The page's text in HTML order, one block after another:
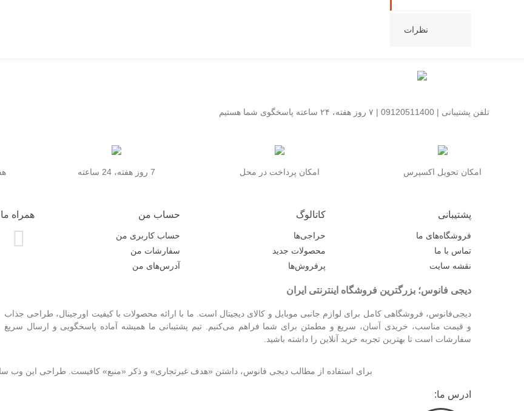
نظرات
تلفن پشتیبانی | 09120511400 | ۷ روز هفته، ۲۴ ساعته پاسخگوی شما هستیم
امکان تحویل اکسپرس امکان پرداخت در محل 7 روز هفته، 24 ساعته
پشتیبانی
فروشگاه‌های ما
تماس با ما
نقشه سایت
کاتالوگ
حراجی‌ها
محصولات جدید
پرفروش‌ها
حساب من
حساب کاربری من
سفارشات من
آدرس‌های من
همراه
دیجی فانوس؛ بزرگترین فروشگاه اینترنتی ایران
دیجی‌فانوس، فروشگاهی کامل برای لوازم جانبی موبایل و کالای دیجیتال است. ما با ارائه محصولات با کیفیت اورجینال، طراحی جذاب
و قیمت مناسب، خریدی آسان، سریع و مطمئن برای شما فراهم می‌کنیم. تیم پشتیبانی ما همیشه آماده پاسخگویی و ارسال سریع
سفارشات است تا بهترین تجربه خرید آنلاین را داشته باشید.
برای استفاده از مطالب دیجی فانوس، داشتن «هدف غیرتجاری» و ذکر «منبع» کافیست. طراحی این وب
ادرس ما: